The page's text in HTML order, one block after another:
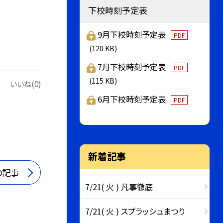
いいね(0)
事
下校時刻予定表
9月下校時刻予定表 PDF
(120 KB)
7月下校時刻予定表 PDF
(115 KB)
6月下校時刻予定表 PDF
新着記事
7/21( 火 ) 凡事徹底
7/21( 火 ) スプラッシュまつり